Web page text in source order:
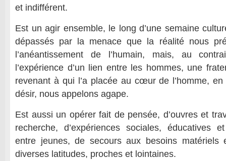
et indifférent.
Est un agir ensemble, le long d’une semaine
dépassés par la menace que la réalité nous
l’anéantissement de l’humain, mais, au
l’expérience d’un lien entre les hommes, une
revenant à qui l’a placée au cœur de l’homme,
désir, nous appelons agape.
Est aussi un opérer fait de pensée, d’ouvres et
recherche, d’expériences sociales, éducatives
entre jeunes, de secours aux besoins matériels
diverses latitudes, proches et lointaines.